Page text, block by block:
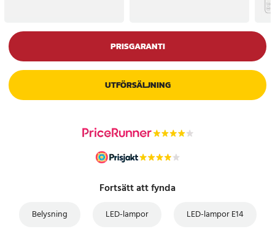
PRISGARANTI
UTFÖRSÄLJNING
Fortsätt att fynda
Belysning LED-lampor LED-lampor E14